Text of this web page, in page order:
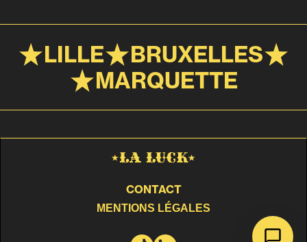
LILLE
BRUXELLES
MARQUETTE
CONTACT
MENTIONS LÉGALES